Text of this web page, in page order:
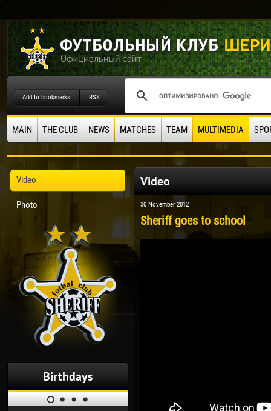
Add to bookmarks RSS
MAIN THE CLUB NEWS MATCHES TEAM MULTIMEDIA
Video
Photo
Birthdays
Video
30 November 2012
Sheriff goes to school